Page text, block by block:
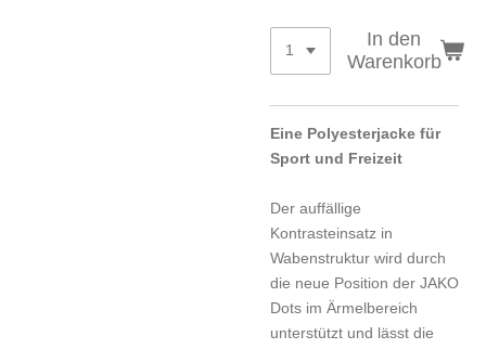
In den
Warenkorb
Eine Polyesterjacke für
Sport und Freizeit
Der auffällige
Kontrasteinsatz in
Wabenstruktur wird durch
die neue Position der JAKO
Dots im Ärmelbereich
unterstützt und lässt die